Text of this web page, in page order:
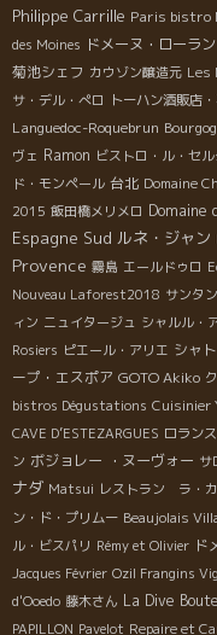
Philippe Carrille Paris bistro
des Moines ドメーヌ・ローラ
菊池シェフ カウゾン醸造元 Les
サ・デル・ぺロ トーハン酒販店
Languedoc-Roquebrun
ヴェ Ramon ビストロ・ル・セ
ド・モンペール 台北 Domaine
2015 飯田橋メリメロ Domaine
Espagne Sud ルネ・ジャン
Provence 霧島 エールドゥロ
Nouveau Laforest2018 サンタン
ィン ニュイタージュ シャルル・
Rosiers ピエール・アリエ シャ
ープ・エスポア GOTO Akiko
bistros Dégustations Cuisinier
CAVE D’ESTEZARGUES ロラン
ン ボジョレー ・ヌーヴォー サ
ナダ Matsui レストラン ラ・
ン・ド・プリムー Beaujolais
ル・ビスパリ Rémy et Olivier ド
Jacques Février Ozil Frangins
d'Ooedo 藤木さん La Dive
PAPILLON Pavelot Repaire et